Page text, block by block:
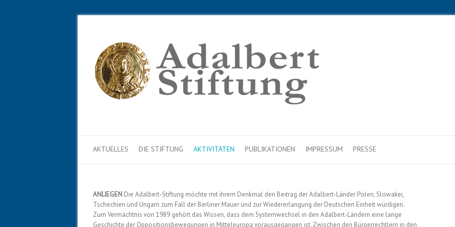
AKTUELLES DIE STIFTUNG AKTIVITÄTEN PUBLIKATIONEN IMPRESSUM PRESSE
ANLIEGEN Die Adalbert-Stiftung möchte mit ihrem Denkmal den Beitrag der Adalbert-Länder Polen, Slowakei,
Tschechien und Ungarn zum Fall der Berliner Mauer und zur Wiedererlangung der Deutschen Einheit würdigen.
Zum Vermächtnis von 1989 gehört das Wissen, dass dem Systemwechsel in den Adalbert-Ländern eine lange
Geschichte der Oppositionsbewegungen in Mitteleuropa vorausgegangen ist. Zwischen den Bürgerrechtlern in den